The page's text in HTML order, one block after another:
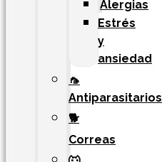
Alergias
Estrés
y
ansiedad
🦟
Antiparasitarios
🐕
Correas